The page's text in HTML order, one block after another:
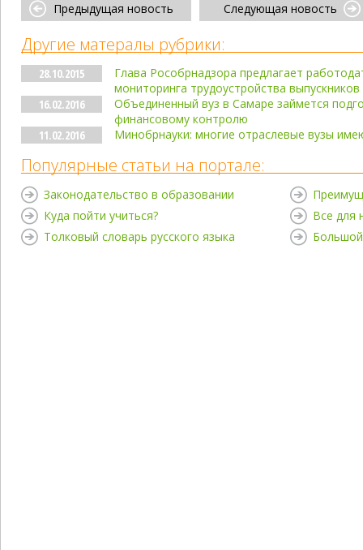
Предыдущая новость Следующая новость
Другие матералы рубрики:
28.10.2015
Глава Рособрнадзора предлагает
мониторинга трудоустройства выпускников
16.02.2016
Объединенный вуз в Самаре займется
финансовому контролю
11.02.2016
Минобрнауки: многие отраслевые вузы
Популярные статьи на портале:
Законодательство в образовании
Куда пойти учиться?
Толковый словарь русского языка
Все для
Большой